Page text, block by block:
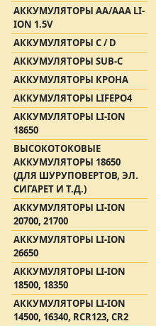
АККУМУЛЯТОРЫ АА/AAA LI-
ION 1.5V
АККУМУЛЯТОРЫ C / D
АККУМУЛЯТОРЫ SUB-C
АККУМУЛЯТОРЫ КРОНА
АККУМУЛЯТОРЫ LIFEPO4
АККУМУЛЯТОРЫ LI-ION
18650
ВЫСОКОТОКОВЫЕ
АККУМУЛЯТОРЫ 18650
(ДЛЯ ШУРУПОВЕРТОВ, ЭЛ.
СИГАРЕТ И Т.Д.)
АККУМУЛЯТОРЫ LI-ION
20700, 21700
АККУМУЛЯТОРЫ LI-ION
26650
АККУМУЛЯТОРЫ LI-ION
18500, 18350
АККУМУЛЯТОРЫ LI-ION
14500, 16340, RCR123, CR2